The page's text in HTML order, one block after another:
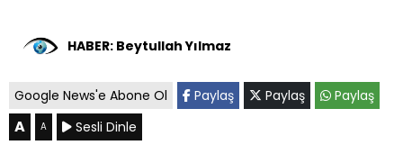
HABER: Beytullah Yılmaz
Google News'e Abone Ol Paylaş Paylaş Paylaş
A A Sesli Dinle